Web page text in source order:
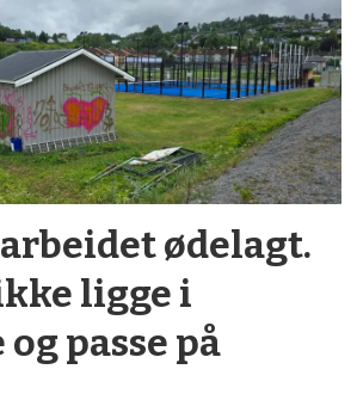
ødelagt.
ligge i
og passe på